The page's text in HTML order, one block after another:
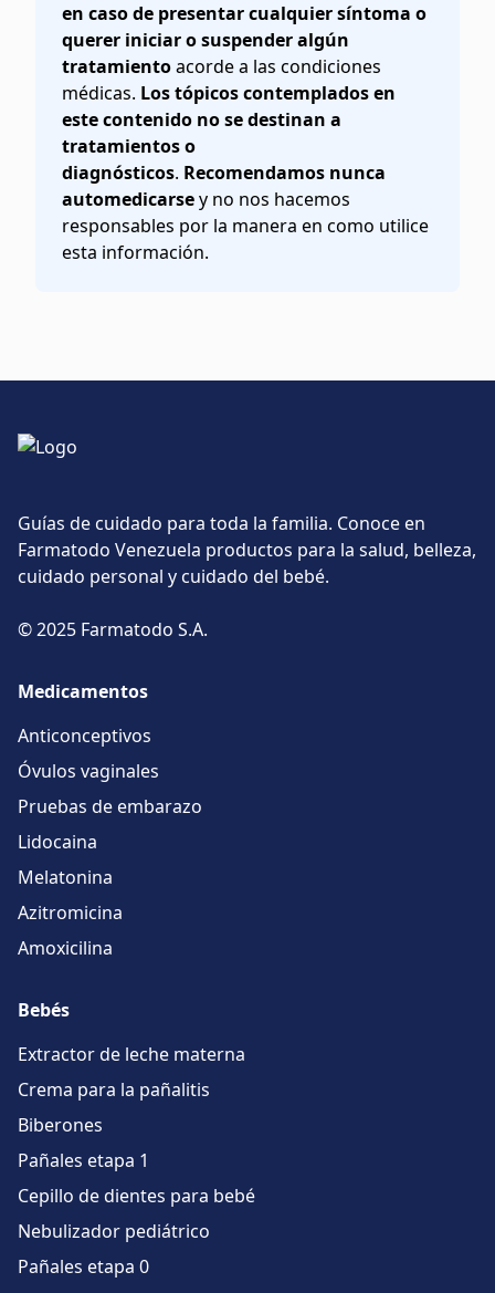
en caso de presentar cualquier síntoma o
querer iniciar o suspender algún
tratamientoacorde a las condiciones
médicas. Los tópicos contemplados en
este contenido no se destinan a
tratamientos o
diagnósticos. Recomendamos nunca
automedicarsey no nos hacemos
responsables por la manera en como utilice
esta información.
Guías de cuidado para toda la familia. Conoce en
Farmatodo Venezuela productos para la salud, belleza,
cuidado personal y cuidado del bebé.
© 2025 Farmatodo S.A.
Medicamentos
Anticonceptivos
Óvulos vaginales
Pruebas de embarazo
Lidocaina
Melatonina
Azitromicina
Amoxicilina
Bebés
Extractor de leche materna
Crema para la pañalitis
Biberones
Pañales etapa 1
Cepillo de dientes para bebé
Nebulizador pediátrico
Pañales etapa 0